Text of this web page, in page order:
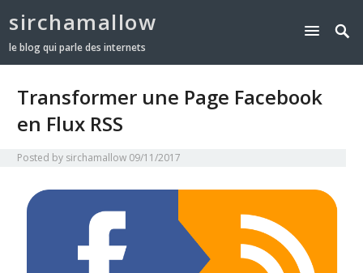
sirchamallow
le blog qui parle des internets
Transformer une Page Facebook
en Flux RSS
Posted by sirchamallow 09/11/2017